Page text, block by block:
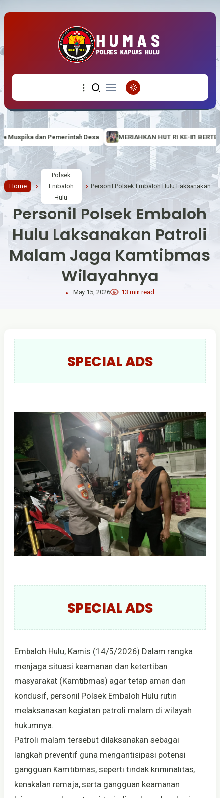
Desa MERIAHKAN HUT RI KE-81 BERTEMA “BERDAULAT, ADIL
Home
Polsek
Embaloh
Hulu
Personil Polsek Embaloh Hulu Laksanakan Patroli Malam Jaga Kamtibmas Wilayahnya
Personil Polsek Embaloh
Hulu Laksanakan Patroli
Malam Jaga Kamtibmas
Wilayahnya
May 15, 2026 13 min read
SPECIAL ADS
SPECIAL ADS
Embaloh Hulu, Kamis (14/5/2026) Dalam rangka
menjaga situasi keamanan dan ketertiban
masyarakat (Kamtibmas) agar tetap aman dan
kondusif, personil Polsek Embaloh Hulu rutin
melaksanakan kegiatan patroli malam di wilayah
hukumnya.
Patroli malam tersebut dilaksanakan sebagai
langkah preventif guna mengantisipasi potensi
gangguan Kamtibmas, seperti tindak kriminalitas,
kenakalan remaja, serta gangguan keamanan